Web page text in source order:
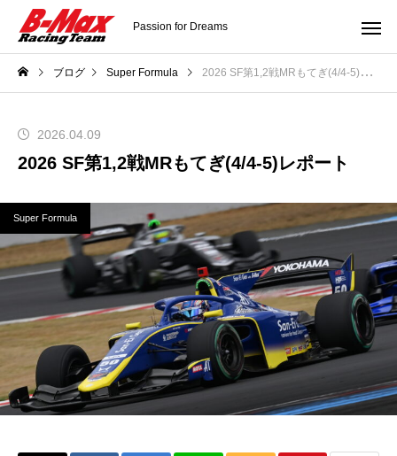
Passion for Dreams
ブログ Super Formula 2026 SF第1,2戦MRもてぎ(4/4-5)レポート
2026.04.09
2026 SF第1,2戦MRもてぎ(4/4-5)レポート
Super Formula